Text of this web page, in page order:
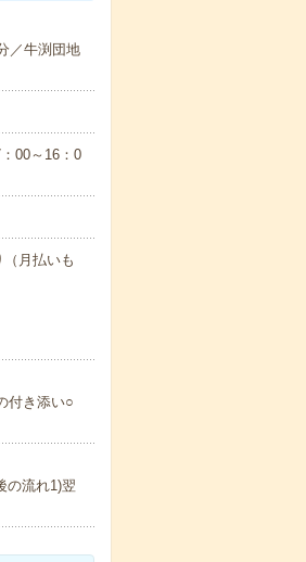
／牛渕団地
00～16：0
月払いも
付き添い○
流れ1)翌